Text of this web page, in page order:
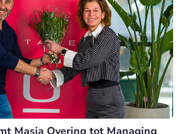
Masja Overing tot Managing